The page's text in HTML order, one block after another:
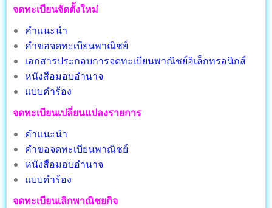
จดทะเบียนจัดตั้งใหม่
คำแนะนำ
คำขอจดทะเบียนพาณิชย์
เอกสารประกอบการจดทะเบียนพาณิชย์อิเล็กทรอนิกส์
หนังสือมอบอำนาจ
แบบคำร้อง
จดทะเบียนเปลี่ยนแปลงรายการ
คำแนะนำ
คำขอจดทะเบียนพาณิชย์
หนังสือมอบอำนาจ
แบบคำร้อง
จดทะเบียนเลิกพาณิชยกิจ